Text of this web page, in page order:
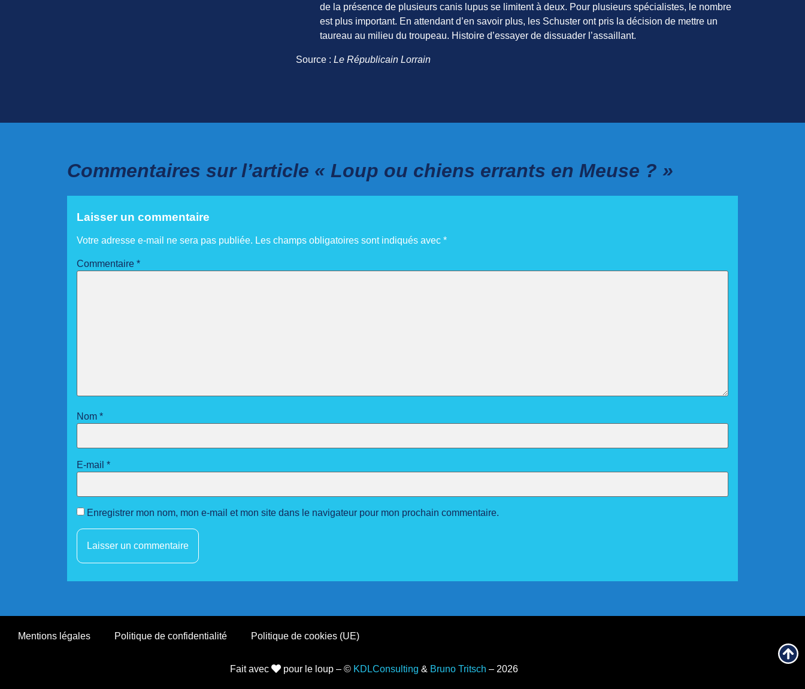
de la présence de plusieurs canis lupus se limitent à deux. Pour plusieurs spécialistes, le nombre
est plus important. En attendant d’en savoir plus, les Schuster ont pris la décision de mettre un
taureau au milieu du troupeau. Histoire d’essayer de dissuader l’assaillant.
Source : Le Républicain Lorrain
Commentaires sur l’article « Loup ou chiens errants en Meuse ? »
Laisser un commentaire
Votre adresse e-mail ne sera pas publiée. Les champs obligatoires sont indiqués avec *
Commentaire *
Nom *
E-mail *
Enregistrer mon nom, mon e-mail et mon site dans le navigateur pour mon prochain commentaire.
Mentions légales Politique de confidentialité Politique de cookies (UE)
Fait avec pour le loup – © KDLConsulting & Bruno Tritsch – 2026